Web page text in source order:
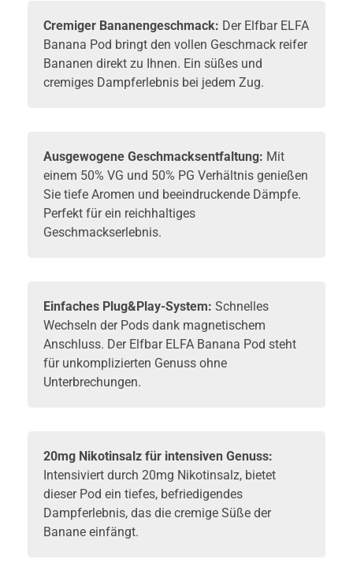
Cremiger Bananengeschmack: Der Elfbar ELFA
Banana Pod bringt den vollen Geschmack reifer
Bananen direkt zu Ihnen. Ein süßes und
cremiges Dampferlebnis bei jedem Zug.
Ausgewogene Geschmacksentfaltung: Mit
einem 50% VG und 50% PG Verhältnis genießen
Sie tiefe Aromen und beeindruckende Dämpfe.
Perfekt für ein reichhaltiges
Geschmackserlebnis.
Einfaches Plug&Play-System: Schnelles
Wechseln der Pods dank magnetischem
Anschluss. Der Elfbar ELFA Banana Pod steht
für unkomplizierten Genuss ohne
Unterbrechungen.
20mg Nikotinsalz für intensiven Genuss:
Intensiviert durch 20mg Nikotinsalz, bietet
dieser Pod ein tiefes, befriedigendes
Dampferlebnis, das die cremige Süße der
Banane einfängt.